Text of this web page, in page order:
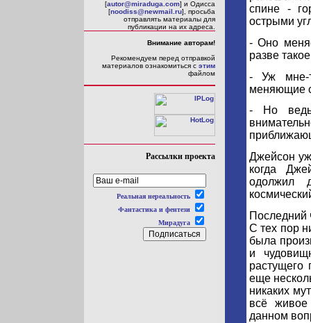
[autor@miraduga.com] и Одисса
[noodiss@newmail.ru], просьба
отправлять материалы для
публикации на их адреса.
Внимание авторам!
Рекомендуем перед отправкой
материалов ознакомиться с этим
файлом
Рассылки проекта
Реальная нереальность
Фантастика и фентези
Мирадуга
спине -
острыми
- Оно
разве
- Уж мне-
меняющие
- Но
Джейсон
когда
одолжил
Последний
С тех пор
была
и
растущего
еще
никаких
всё
данном